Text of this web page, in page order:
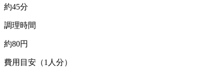
約45分
調理時間
約80円
費用目安（1人分）